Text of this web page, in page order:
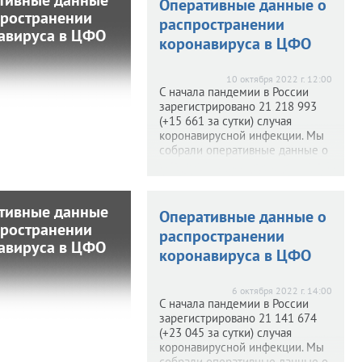
в ЦФО
данные
в ЦФО
г. 12:19
материалам сайта
стопкоронавирус.рф).
Оперативные данные о
распространении
коронавируса в ЦФО
10 октября 2022 г. 12:00
С начала пандемии в России
зарегистрировано 21 218 993
(+15 661 за сутки) случая
коронавирусной инфекции. Мы
собрали оперативные данные о
стопкоронавирус.рф).
данные
в ЦФО
данные
в ЦФО
г. 12:27
Оперативные данные о
распространении
коронавируса в ЦФО
6 октября 2022 г. 14:00
С начала пандемии в России
зарегистрировано 21 141 674
(+23 045 за сутки) случая
коронавирусной инфекции. Мы